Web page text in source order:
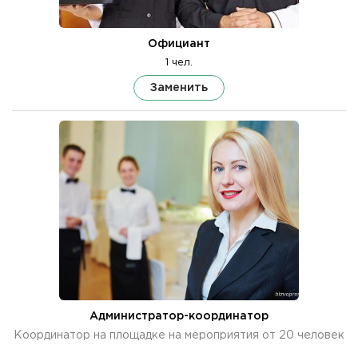
Официант
1 чел.
Заменить
Администратор-координатор
Координатор на площадке на мероприятия от 20 человек